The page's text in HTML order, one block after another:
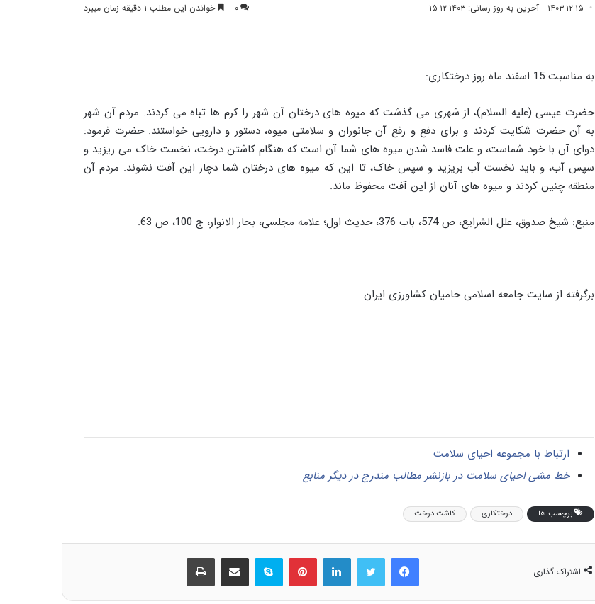
۱۴۰۳-۱۲-۱۵ آخرین به روز رسانی: ۱۴۰۳-۱۲-۱۵ ۰ خواندن این مطلب ۱ دقیقه زمان میبرد
به مناسبت 15 اسفند ماه روز درختکاری:
حضرت عیسی (علیه السلام)، از شهری می گذشت که میوه های درختان آن شهر را کرم ها تباه می کردند. مردم آن شهر
به آن حضرت شکایت کردند و برای دفع و رفع آن جانوران و سلامتی میوه، دستور و دارویی خواستند. حضرت فرمود:
دوای آن با خود شماست، و علت فاسد شدن میوه های شما آن است که هنگام کاشتن درخت، نخست خاک می ریزید و
سپس آب، و باید نخست آب بریزید و سپس خاک، تا این که میوه های درختان شما دچار این آفت نشوند. مردم آن
منطقه چنین کردند و میوه های آنان از این آفت محفوظ ماند.
منبع: شیخ صدوق، علل الشرایع، ص 574، باب 376، حدیث اول؛ علامه مجلسی، بحار الانوار، ج 100، ص 63.
برگرفته از سایت جامعه اسلامی حامیان کشاورزی ایران
ارتباط با مجموعه احیای سلامت
خط مشی احیای سلامت در بازنشر مطالب مندرج در دیگر منابع
برچسب ها درختکاری کاشت درخت
اشتراک گذاری
فیس بوک لینکدین ‫پین‌ترست اسکایپ اشتراک گذاری از طریق ایمیل
اربعین حسینی تسلیت باد